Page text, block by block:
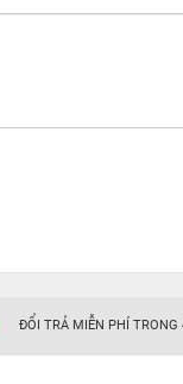
- Âm
đến cho bạn
hỗ trợ sạc cáp qua
3 tiêu
âm sẽ khiến bạn
Powerbeats 4
thoải mái của
cũng có khả
ĐỔI TRẢ MIỄN PHÍ TRONG